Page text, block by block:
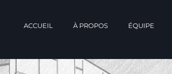
ACCUEIL À PROPOS ÉQUIPE